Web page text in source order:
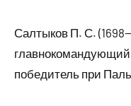
Салтыков П. С.
главнокомандующий
победитель при